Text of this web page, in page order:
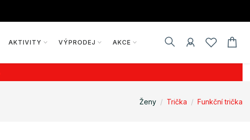
AKTIVITY VÝPRODEJ AKCE
Ženy Trička Funkční trička